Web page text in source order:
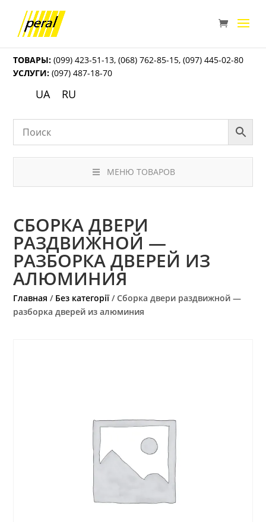
ТОВАРЫ: (099) 423-51-13,(068) 762-85-15,(097) 445-02-80
УСЛУГИ: (097) 487-18-70
UA RU
МЕНЮ ТОВАРОВ
СБОРКА ДВЕРИ
РАЗДВИЖНОЙ —
РАЗБОРКА ДВЕРЕЙ ИЗ
АЛЮМИНИЯ
Главная / Без категорії / Сборка двери раздвижной —
разборка дверей из алюминия